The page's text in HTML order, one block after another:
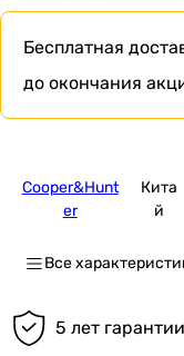
Бесплатная
до окончания
Cooper&Hunt
er
Кита
й
Все
5 лет